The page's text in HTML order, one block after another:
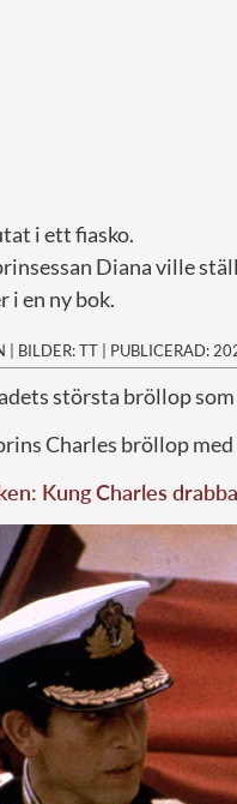
i ett fiasko.
Diana ville
i en ny bok.
| BILDER: TT | PUBLICERAD:
största bröllop
Charles bröllop
Kung Charles